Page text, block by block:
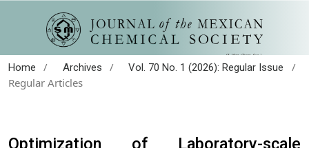
Home / Archives / Vol. 70 No. 1 (2026): Regular Issue
/
Regular Articles
Optimization of Laboratory-scale